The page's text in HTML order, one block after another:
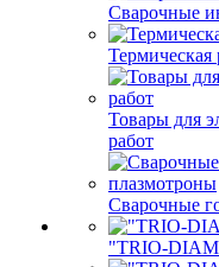
Сварочные
Термическая
Товары для
работ
Сварочные
"TRIO-